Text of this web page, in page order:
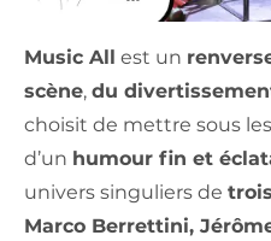
Music All est un
scène, du
choisit de mettre sous
d’un humour fin et
univers singuliers de
Marco Berrettini,